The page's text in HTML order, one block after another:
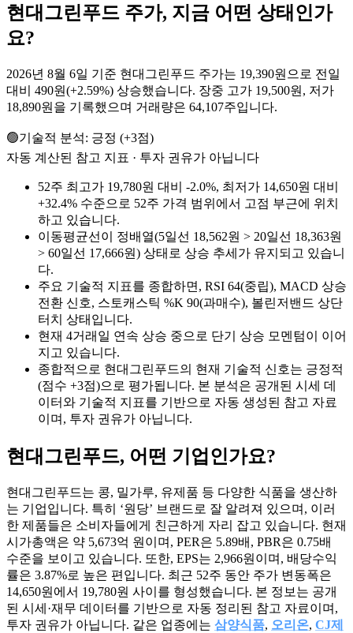
현대그린푸드 주가, 지금 어떤 상태인가
요?
2026년 8월 6일 기준 현대그린푸드 주가는 19,390원으로 전일
대비 490원(+2.59%) 상승했습니다. 장중 고가 19,500원, 저가
18,890원을 기록했으며 거래량은 64,107주입니다.
🟢기술적 분석: 긍정 (+3점)
자동 계산된 참고 지표 · 투자 권유가 아닙니다
52주 최고가 19,780원 대비 -2.0%, 최저가 14,650원 대비
+32.4% 수준으로 52주 가격 범위에서 고점 부근에 위치
하고 있습니다.
이동평균선이 정배열(5일선 18,562원 > 20일선 18,363원
> 60일선 17,666원) 상태로 상승 추세가 유지되고 있습니
다.
주요 기술적 지표를 종합하면, RSI 64(중립), MACD 상승
전환 신호, 스토캐스틱 %K 90(과매수), 볼린저밴드 상단
터치 상태입니다.
현재 4거래일 연속 상승 중으로 단기 상승 모멘텀이 이어
지고 있습니다.
종합적으로 현대그린푸드의 현재 기술적 신호는 긍정적
(점수 +3점)으로 평가됩니다. 본 분석은 공개된 시세 데
이터와 기술적 지표를 기반으로 자동 생성된 참고 자료
이며, 투자 권유가 아닙니다.
현대그린푸드, 어떤 기업인가요?
현대그린푸드는 콩, 밀가루, 유제품 등 다양한 식품을 생산하
는 기업입니다. 특히 ‘원당’ 브랜드로 잘 알려져 있으며, 이러
한 제품들은 소비자들에게 친근하게 자리 잡고 있습니다. 현재
시가총액은 약 5,673억 원이며, PER은 5.89배, PBR은 0.75배
수준을 보이고 있습니다. 또한, EPS는 2,966원이며, 배당수익
률은 3.87%로 높은 편입니다. 최근 52주 동안 주가 변동폭은
14,650원에서 19,780원 사이를 형성했습니다. 본 정보는 공개
된 시세·재무 데이터를 기반으로 자동 정리된 참고 자료이며,
투자 권유가 아닙니다. 같은 업종에는 삼양식품, 오리온, CJ제